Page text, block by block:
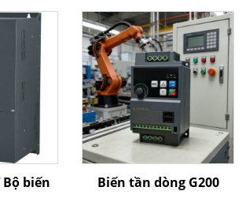
khiển
tần
CE
Bộ biến
Biến tần dòng G200